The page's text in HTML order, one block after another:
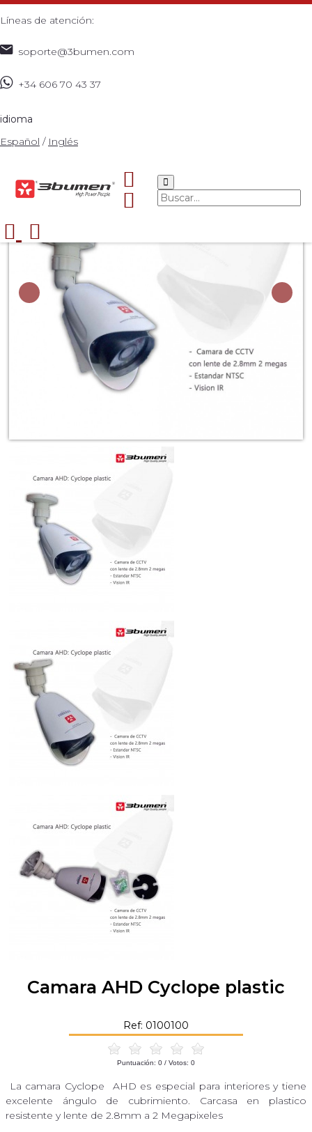
Líneas de atención:
soporte@3bumen.com
+34 606 70 43 37
idioma
Español / Inglés
>
Camara AHD Cyclope plastic
Ref: 0100100
Puntuación: 0 / Votos: 0
La camara Cyclope AHD es especial para interiores y tiene
excelente ángulo de cubrimiento. Carcasa en plastico
resistente y lente de 2.8mm a 2 Megapixeles